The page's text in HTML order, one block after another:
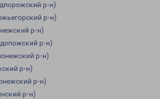
р-н)
р-н)
р-н)
р-н)
р-н)
р-н)
р-н)
р-н)